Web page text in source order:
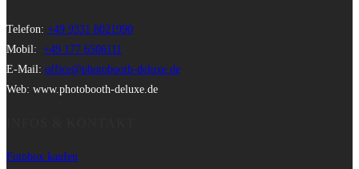
Telefon: +49 9331 8021990
Mobil: +49 177 6506111
E-Mail: office@photobooth-deluxe.de
Web: www.photobooth-deluxe.de
Fotobox kaufen